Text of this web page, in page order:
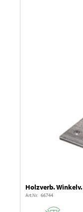
Holzverb. Winkelv.
Art.Nr. 66744